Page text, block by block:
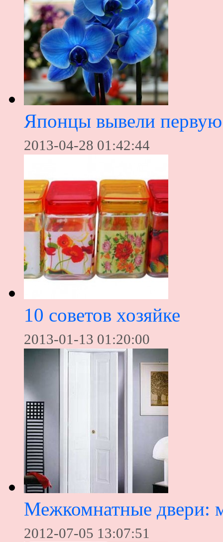
Японцы вывели
2013-04-28 01:42:44
10 советов хозяйке
2013-01-13 01:20:00
Межкомнатные двери:
2012-07-05 13:07:51